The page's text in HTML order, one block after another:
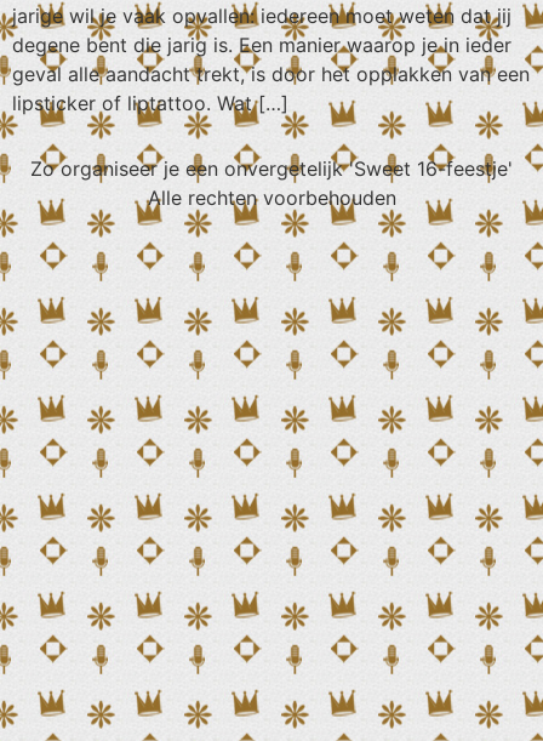
jarige wil je vaak opvallen: iedereen moet weten dat jij
degene bent die jarig is. Een manier waarop je in ieder
geval alle aandacht trekt, is door het opplakken van een
lipsticker of liptattoo. Wat […]
Zo organiseer je een onvergetelijk 'Sweet 16-feestje'
Alle rechten voorbehouden